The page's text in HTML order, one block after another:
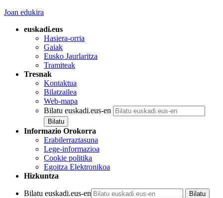
Joan edukira
euskadi.eus
Hasiera-orria
Gaiak
Eusko Jaurlaritza
Tramiteak
Tresnak
Kontaktua
Bilatzailea
Web-mapa
Bilatu euskadi.eus-en
Informazio Orokorra
Erabilerraztasuna
Lege-informazioa
Cookie politika
Egoitza Elektronikoa
Hizkuntza
Bilatu euskadi.eus-en